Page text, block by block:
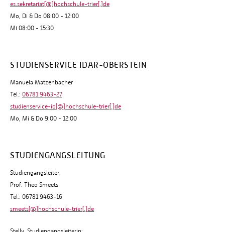
es.sekretariat[@]hochschule-trier[.]de
Mo, Di & Do 08:00 - 12:00
Mi 08:00 - 15:30
STUDIENSERVICE IDAR-OBERSTEIN
Manuela Matzenbacher
Tel.: 06781 9463-27
studienservice-io[@]hochschule-trier[.]de
Mo, Mi & Do 9:00 - 12:00
STUDIENGANGSLEITUNG
Studiengangsleiter:
Prof. Theo Smeets
Tel.: 06781 9463-16
smeets[@]hochschule-trier[.]de